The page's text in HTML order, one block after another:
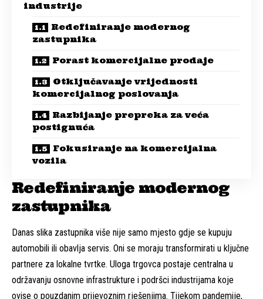
industrije
Redefiniranje modernog
zastupnika
Porast komercijalne prodaje
Otključavanje vrijednosti
komercijalnog poslovanja
Razbijanje prepreka za veća
postignuća
Fokusiranje na komercijalna
vozila
Redefiniranje modernog
zastupnika
Danas slika zastupnika više nije samo mjesto gdje se kupuju
automobili ili obavlja servis. Oni se moraju transformirati u ključne
partnere za lokalne tvrtke. Uloga trgovca postaje centralna u
održavanju osnovne infrastrukture i podršci industrijama koje
ovise o pouzdanim prijevoznim rješenjima. Tijekom pandemije,